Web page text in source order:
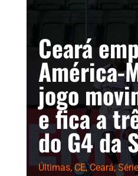
Ceará
América-
jogo
e fica a
do G4 da
Últimas,CE,Ceará,